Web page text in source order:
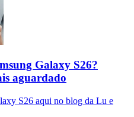
Galaxy S26?
aguardado
S26 aqui no blog da Lu e